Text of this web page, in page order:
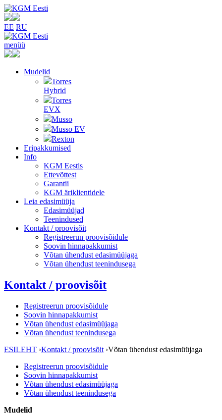
EE RU
menüü
Mudelid
Torres
Hybrid
Torres
EVX
Musso
Musso EV
Rexton
Eripakkumised
Info
KGM Eestis
Ettevõttest
Garantii
KGM äriklientidele
Leia edasimüüja
Edasimüüjad
Teenindused
Kontakt / proovisõit
Registreerun proovisõidule
Soovin hinnapakkumist
Võtan ühendust edasimüüjaga
Võtan ühendust teenindusega
Kontakt / proovisõit
Registreerun proovisõidule
Soovin hinnapakkumist
Võtan ühendust edasimüüjaga
Võtan ühendust teenindusega
ESILEHT ›Kontakt / proovisõit ›Võtan ühendust edasimüüjaga
Registreerun proovisõidule
Soovin hinnapakkumist
Võtan ühendust edasimüüjaga
Võtan ühendust teenindusega
Mudelid